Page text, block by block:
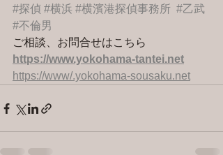
#探偵 #横浜 #横濱港探偵事務所 #乙武
#不倫男
ご相談、お問合せはこちら
https://www.yokohama-tantei.net
https://www/.yokohama-sousaku.net